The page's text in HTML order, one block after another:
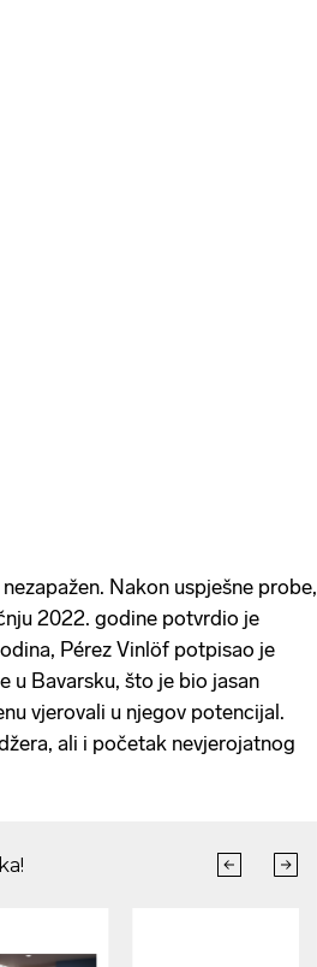
Nakon uspješne probe,
2022. godine potvrdio je
Pérez Vinlöf potpisao je
u Bavarsku, što je bio jasan
vjerovali u njegov potencijal.
ali i početak nevjerojatnog